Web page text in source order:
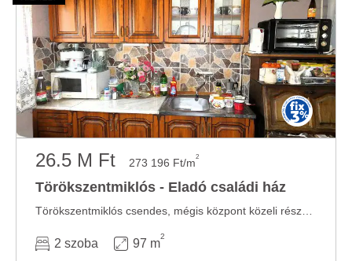
26.5 M Ft 273 196 Ft/m2
Törökszentmiklós - Eladó családi ház
2 szoba 97 m
2